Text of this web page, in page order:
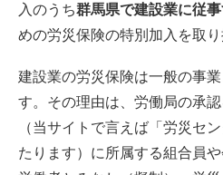
入のうち群馬県で建設業に従
めの労災保険の特別加入を取り
建設業の労災保険は一般の事
す。その理由は、労働局の承
（当サイトで言えば「労災セ
たります）に所属する組合員